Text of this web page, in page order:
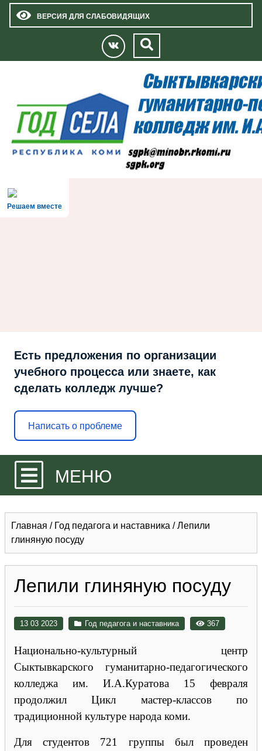
ВЕРСИЯ ДЛЯ СЛАБОВИДЯЩИХ
Решаем вместе
Есть предложения по организации
учебного процесса или знаете, как
сделать колледж лучше?
Написать о проблеме
МЕНЮ
Главная / Год педагога и наставника /Лепили
глиняную посуду
Лепили глиняную посуду
13 03 2023 Год педагога и наставника 367
Национально-культурный центр
Сыктывкарского гуманитарно-педагогического
колледжа им. И.А.Куратова 15 февраля
продолжил Цикл мастер-классов по
традиционной культуре народа коми.
Для студентов 721 группы был проведен